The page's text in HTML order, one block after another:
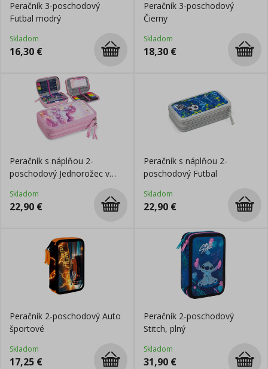
Peračník 3-poschodový
Futbal modrý
Skladom
16,30 €
Peračník 3-poschodový
Čierny
Skladom
18,30 €
Peračník s náplňou 2-
poschodový Jednorožec v
Skladom
22,90 €
Peračník s náplňou 2-
poschodový Futbal
Skladom
22,90 €
Peračník 2-poschodový Auto
športové
Skladom
17,25 €
Peračník 2-poschodový
Stitch, plný
Skladom
31,90 €